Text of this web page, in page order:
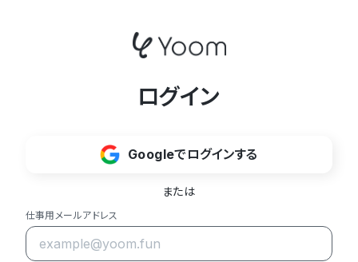
ログイン
Googleでログインする
または
仕事用メールアドレス